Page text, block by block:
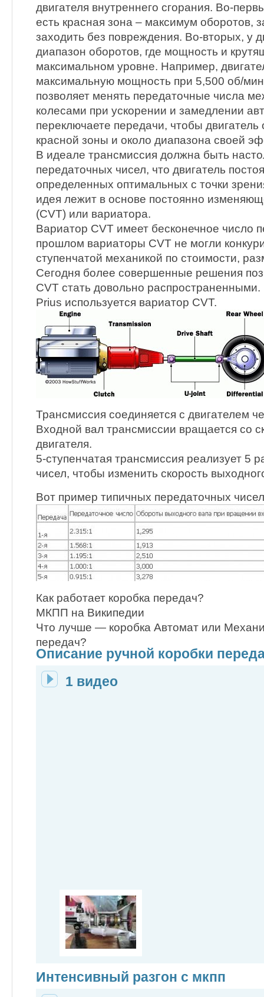
двигателя внутреннего сгорания. Во-
есть красная зона – максимум оборотов,
заходить без повреждения. Во-вторых, у
диапазон оборотов, где мощность и
максимальном уровне. Например,
максимальную мощность при 5,500 об/
позволяет менять передаточные числа
колесами при ускорении и замедлении
переключаете передачи, чтобы двигатель
красной зоны и около диапазона своей
В идеале трансмиссия должна быть
передаточных чисел, что двигатель
определенных оптимальных с точки
идея лежит в основе постоянно
(CVT) или вариатора.
Вариатор CVT имеет бесконечное число
прошлом вариаторы CVT не могли
ступенчатой механикой по стоимости,
Сегодня более совершенные решения
CVT стать довольно
Prius используется вариатор CVT.
Трансмиссия соединяется с двигателем
Входной вал трансмиссии вращается со
двигателя.
5-ступенчатая трансмиссия реализует 5
чисел, чтобы изменить скорость
Вот пример типичных передаточных
Как работает коробка передач?
МКПП на Википедии
Что лучше — коробка Автомат или
передач?
Описание ручной коробки
1 видео
Интенсивный разгон с мкпп